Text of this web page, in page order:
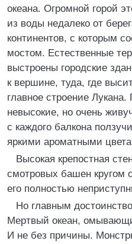
океана. Огромной горой
из воды недалеко от
континентов, с которым
мостом. Естественные
выстроены городские
к вершине, туда, где
главное строение
невысокие, но очень
с каждого балкона
яркими ароматными
Высокая крепостная
смотровых башен кругом
его полностью
Но главным
Мертвый океан,
И не без причины.